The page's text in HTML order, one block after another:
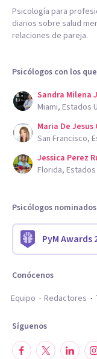
Psicología para
diarios sobre salud
relaciones de pareja.
Psicólogos con los
Sandra Milena
Miami, Estados
Maria De
San Francisco,
Jessica Perez
Florida,
Psicólogos
PyM Awards
Conócenos
Equipo
Redactores
Síguenos